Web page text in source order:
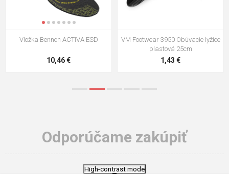
VM Footwear 3009 Vkladacia
5,21 €
VM Footwear 3102 Šnúrky ploché
0,79 €
Odporúčame zakúpiť
High-contrast mode